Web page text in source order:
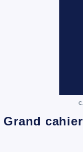
Grand